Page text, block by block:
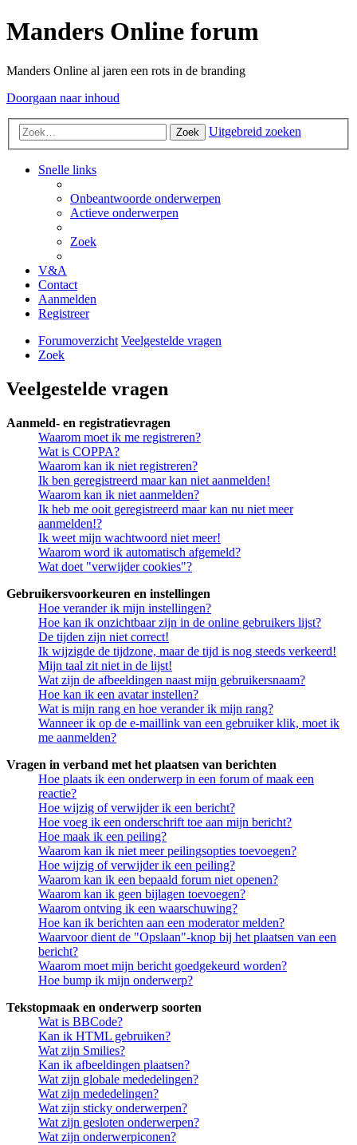
Manders Online forum
Manders Online al jaren een rots in de branding
Doorgaan naar inhoud
Zoek Uitgebreid zoeken
Snelle links
Onbeantwoorde onderwerpen
Actieve onderwerpen
Zoek
V&A
Contact
Aanmelden
Registreer
Forumoverzicht Veelgestelde vragen
Zoek
Veelgestelde vragen
Aanmeld- en registratievragen
Waarom moet ik me registreren?
Wat is COPPA?
Waarom kan ik niet registreren?
Ik ben geregistreerd maar kan niet aanmelden!
Waarom kan ik niet aanmelden?
Ik heb me ooit geregistreerd maar kan nu niet meer
aanmelden!?
Ik weet mijn wachtwoord niet meer!
Waarom word ik automatisch afgemeld?
Wat doet "verwijder cookies"?
Gebruikersvoorkeuren en instellingen
Hoe verander ik mijn instellingen?
Hoe kan ik onzichtbaar zijn in de online gebruikers lijst?
De tijden zijn niet correct!
Ik wijzigde de tijdzone, maar de tijd is nog steeds verkeerd!
Mijn taal zit niet in de lijst!
Wat zijn de afbeeldingen naast mijn gebruikersnaam?
Hoe kan ik een avatar instellen?
Wat is mijn rang en hoe verander ik mijn rang?
Wanneer ik op de e-maillink van een gebruiker klik, moet ik
me aanmelden?
Vragen in verband met het plaatsen van berichten
Hoe plaats ik een onderwerp in een forum of maak een
reactie?
Hoe wijzig of verwijder ik een bericht?
Hoe voeg ik een onderschrift toe aan mijn bericht?
Hoe maak ik een peiling?
Waarom kan ik niet meer peilingsopties toevoegen?
Hoe wijzig of verwijder ik een peiling?
Waarom kan ik een bepaald forum niet openen?
Waarom kan ik geen bijlagen toevoegen?
Waarom ontving ik een waarschuwing?
Hoe kan ik berichten aan een moderator melden?
Waarvoor dient de "Opslaan"-knop bij het plaatsen van een
bericht?
Waarom moet mijn bericht goedgekeurd worden?
Hoe bump ik mijn onderwerp?
Tekstopmaak en onderwerp soorten
Wat is BBCode?
Kan ik HTML gebruiken?
Wat zijn Smilies?
Kan ik afbeeldingen plaatsen?
Wat zijn globale mededelingen?
Wat zijn mededelingen?
Wat zijn sticky onderwerpen?
Wat zijn gesloten onderwerpen?
Wat zijn onderwerpiconen?